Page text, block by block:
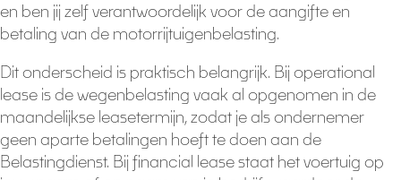
en ben jij zelf verantwoordelijk voor de aangifte en
betaling van de motorrijtuigenbelasting.
Dit onderscheid is praktisch belangrijk. Bij operational
lease is de wegenbelasting vaak al opgenomen in de
maandelijkse leasetermijn, zodat je als ondernemer
geen aparte betalingen hoeft te doen aan de
Belastingdienst. Bij financial lease staat het voertuig op